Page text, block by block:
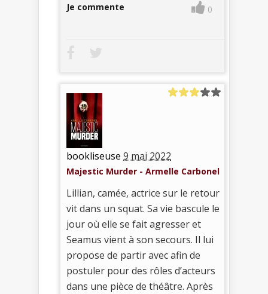
Je commente 0
bookliseuse 9 mai 2022
Majestic Murder - Armelle Carbonel
Lillian, camée, actrice sur le retour
vit dans un squat. Sa vie bascule le
jour où elle se fait agresser et
Seamus vient à son secours. Il lui
propose de partir avec afin de
postuler pour des rôles d’acteurs
dans une pièce de théâtre. Après